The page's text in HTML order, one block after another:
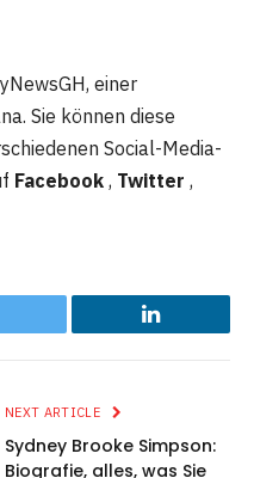
einer
Sie können diese
Social-Media-
Facebook , Twitter ,
LinkedIn
NEXT ARTICLE
Sydney Brooke Simpson:
Biografie, alles, was Sie